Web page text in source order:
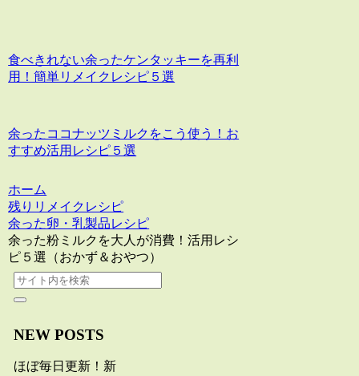
食べきれない余ったケンタッキーを再利
用！簡単リメイクレシピ５選
余ったココナッツミルクをこう使う！お
すすめ活用レシピ５選
ホーム
残りリメイクレシピ
余った卵・乳製品レシピ
余った粉ミルクを大人が消費！活用レシ
ピ５選（おかず＆おやつ）
NEW POSTS
ほぼ毎日更新！新